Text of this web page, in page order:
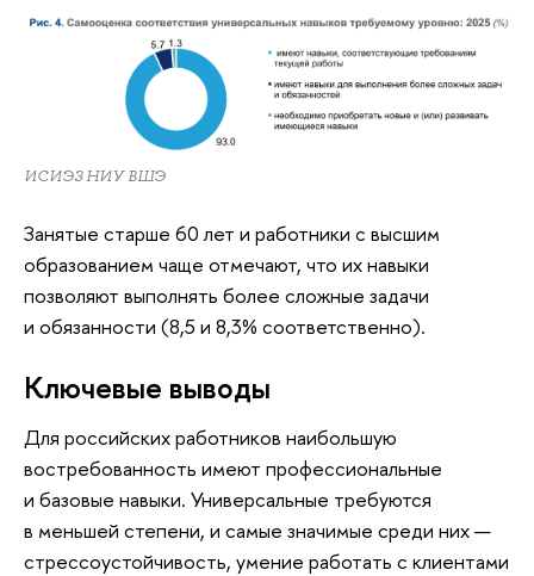
ИСИЭЗ НИУ ВШЭ
Занятые старше 60 лет и работники с высшим
образованием чаще отмечают, что их навыки
позволяют выполнять более сложные задачи
и обязанности (8,5 и 8,3% соответственно).
Ключевые выводы
Для российских работников наибольшую
востребованность имеют профессиональные
и базовые навыки. Универсальные требуются
в меньшей степени, и самые значимые среди них —
стрессоустойчивость, умение работать с клиентами